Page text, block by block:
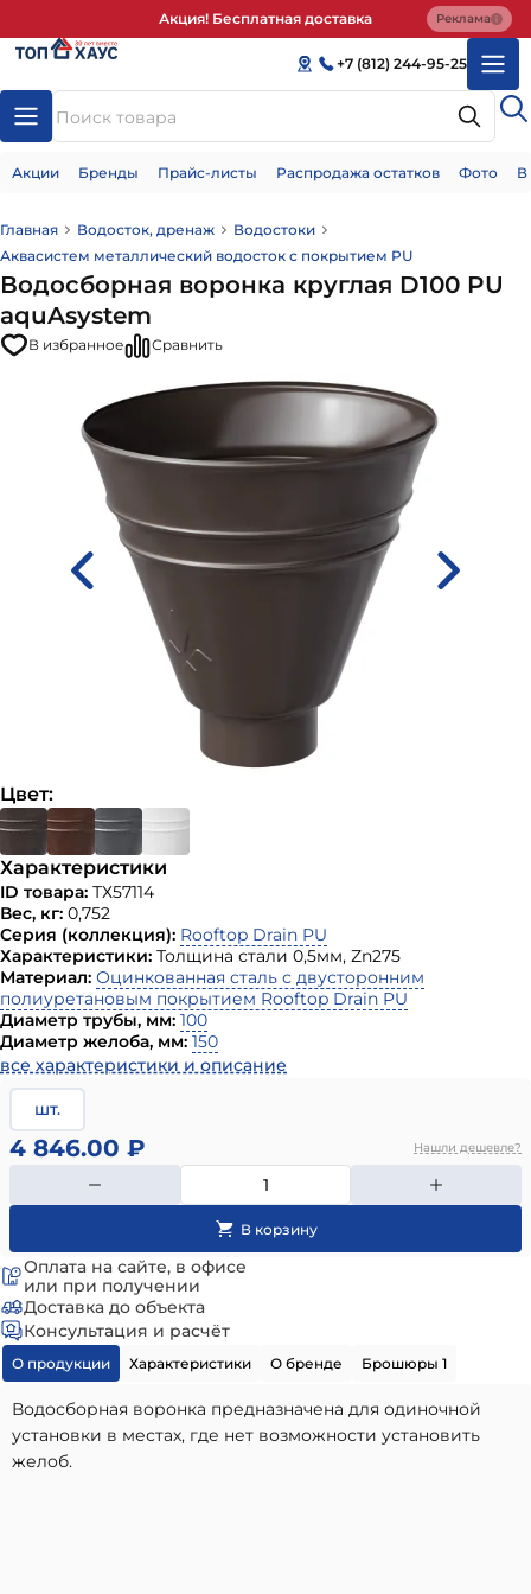
Акция! Бесплатная доставка Реклама
+7 (812) 244-95-25
Акции Бренды Прайс-листы Распродажа остатков Фото
Главная Водосток, дренаж
Водостоки
Аквасистем металлический водосток с покрытием PU
Водосборная воронка круглая D100 PU
aquAsystem
В избранное Сравнить
Цвет:
Характеристики
ID товара: ТХ57114
Вес, кг: 0,752
Серия (коллекция): Rooftop Drain PU
Характеристики: Толщина стали 0,5мм, Zn275
Материал: Оцинкованная сталь с двусторонним
полиуретановым покрытием Rooftop Drain PU
Диаметр трубы, мм: 100
Диаметр желоба, мм: 150
все характеристики и описание
шт.
4 846.00 ₽ Нашли дешевле?
Оплата на сайте, в офисе
или при получении
Доставка до объекта
Консультация и расчёт
О продукции Характеристики О бренде Брошюры 1
Водосборная воронка предназначена для одиночной
установки в местах, где нет возможности установить
желоб.